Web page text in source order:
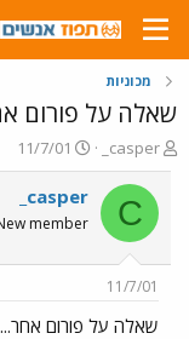
מכוניות
שאלה על פורום
פ
ו
ת
ח
ה
ש
א
_casper
פ
ו
ר
ס
ם
ר
11/7/01
C
_casper
member
11/7/01
שאלה על פורום אחר...